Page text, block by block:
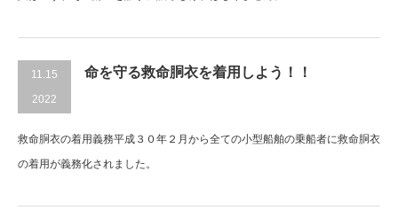
11.15
2022
命を守る救命胴衣を着用しよう！！
救命胴衣の着用義務平成３０年２月から全ての小型船舶の乗船者に救命胴衣
の着用が義務化されました。